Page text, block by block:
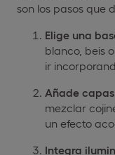
son los pasos que
Elige una
blanco, beis
ir
Añade
mezclar
un efecto
Integra